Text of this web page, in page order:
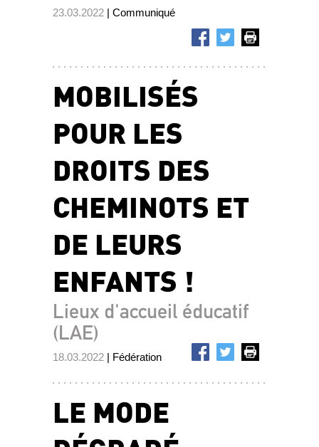
23.03.2022 | Communiqué
MOBILISÉS
POUR LES
DROITS DES
CHEMINOTS ET
DE LEURS
ENFANTS !
Lieux d'accueil éducatif
(LAE)
18.03.2022 | Fédération
LE MODE